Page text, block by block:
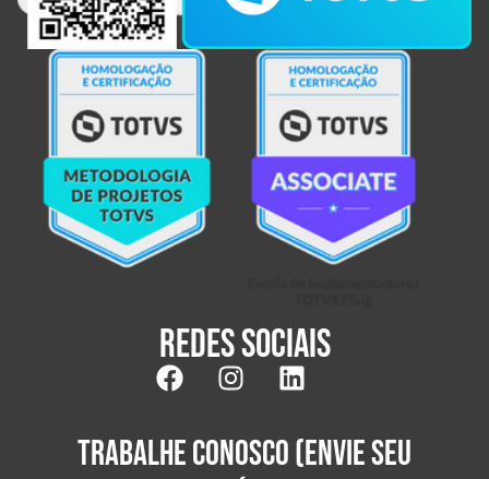
Redes sociais
TRABALHE CONOSCO (ENVIE SEU